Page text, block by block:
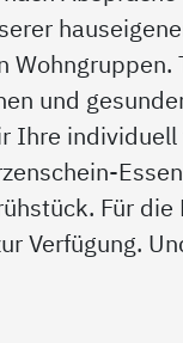
und
Ihre
Für
Verfügung.